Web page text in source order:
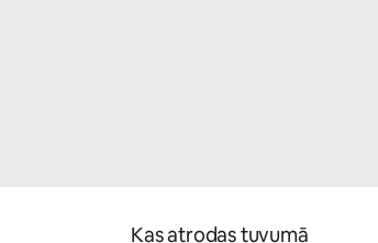
Kas atrodas tuvumā